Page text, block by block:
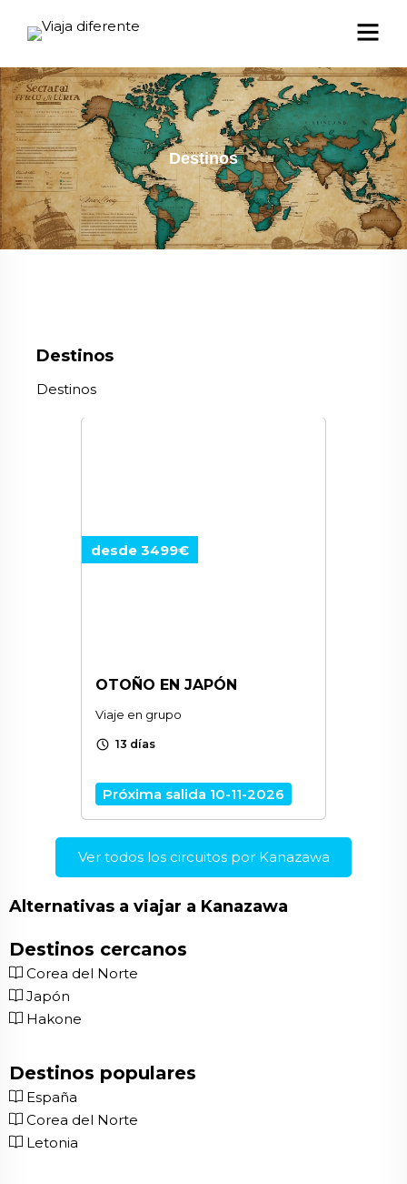
Destinos
Destinos
Destinos
desde 3499€
OTOÑO EN JAPÓN
Viaje en grupo
schedule 13 días
Próxima salida 10-11-2026
Ver todos los circuitos por Kanazawa
Alternativas a viajar a Kanazawa
Destinos cercanos
Corea del Norte
Japón
Hakone
Destinos populares
España
Corea del Norte
Letonia